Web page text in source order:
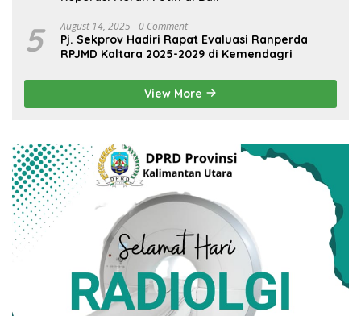
5 August 14, 2025 0 Comment
Pj. Sekprov Hadiri Rapat Evaluasi Ranperda
RPJMD Kaltara 2025-2029 di Kemendagri
View More